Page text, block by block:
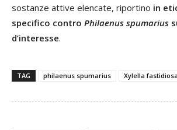
sostanze attive elencate, riportino in
specifico contro Philaenus spumarius
d’interesse.
TAG philaenus spumarius Xylella fastidiosa